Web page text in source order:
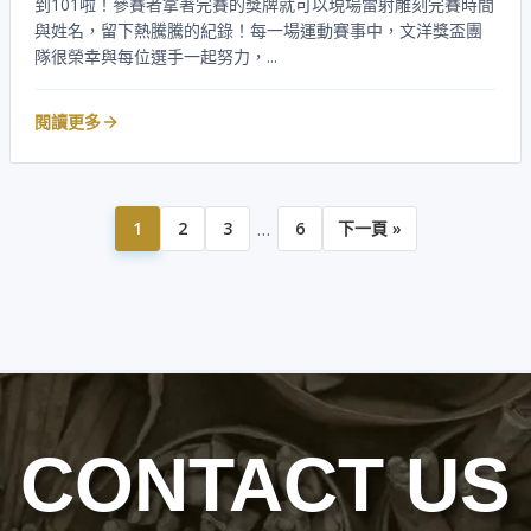
與姓名，留下熱騰騰的紀錄！每一場運動賽事中，文洋獎盃團
隊很榮幸與每位選手一起努力，...
閱讀更多
1 2 3 … 6 下一頁 »
CONTACT US